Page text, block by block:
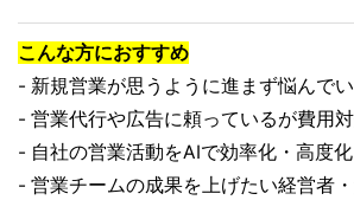
こんな方におすすめ
- 新規営業が思うように進まず悩んで
- 営業代行や広告に頼っているが費用
- 自社の営業活動をAIで効率化・高度
- 営業チームの成果を上げたい経営者